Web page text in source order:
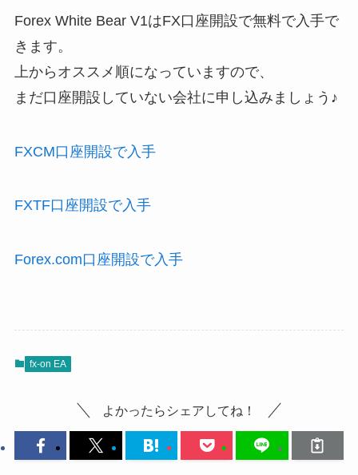
Forex White Bear V1はFX口座開設で無料で入手で
きます。
上からオススメ順になっていますので、
まだ口座開設していない会社に申し込みましょう♪
FXCM口座開設で入手
FXTF口座開設で入手
Forex.com口座開設で入手
fx-on EA
よかったらシェアしてね！